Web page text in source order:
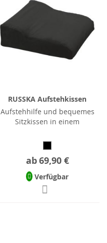
RUSSKA Aufstehkissen
Aufstehhilfe und bequemes
Sitzkissen in einem
ab69,90 €
Verfügbar